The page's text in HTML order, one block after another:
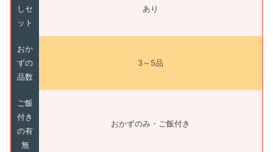
しセ
ット
あり
おか
ずの
品数
3～5品
ご飯
付き
の有
無
おかずのみ・ご飯付き